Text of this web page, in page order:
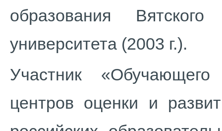
образования Вятского
университета (2003 г.).
Участник «Обучающего
центров оценки и